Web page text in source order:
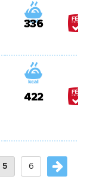
336
422
5 6